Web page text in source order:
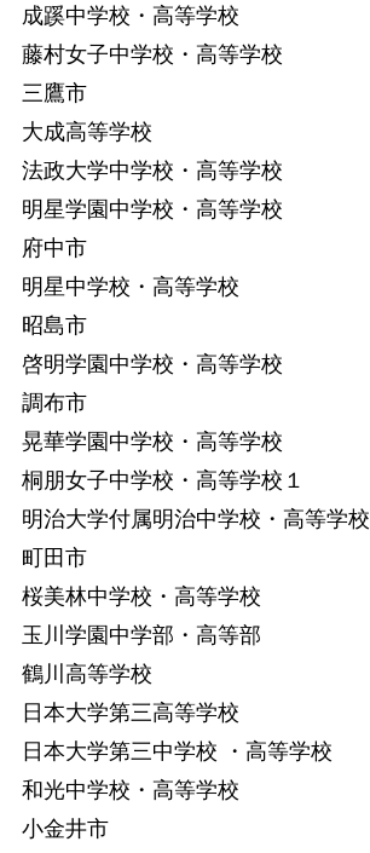
成蹊中学校・高等学校
藤村女子中学校・高等学校
三鷹市
大成高等学校
法政大学中学校・高等学校
明星学園中学校・高等学校
府中市
明星中学校・高等学校
昭島市
啓明学園中学校・高等学校
調布市
晃華学園中学校・高等学校
桐朋女子中学校・高等学校１
明治大学付属明治中学校・高等学校
町田市
桜美林中学校・高等学校
玉川学園中学部・高等部
鶴川高等学校
日本大学第三高等学校
日本大学第三中学校 ・高等学校
和光中学校・高等学校
小金井市